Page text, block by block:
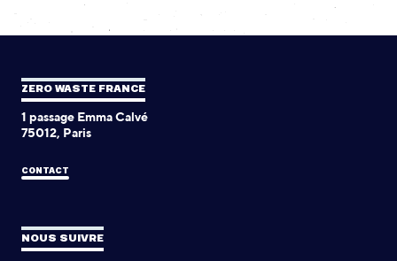
ZERO WASTE FRANCE
1 passage Emma Calvé
75012, Paris
CONTACT
NOUS SUIVRE